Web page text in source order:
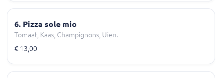
6. Pizza sole mio
Tomaat, Kaas, Champignons, Uien.
€ 13,00